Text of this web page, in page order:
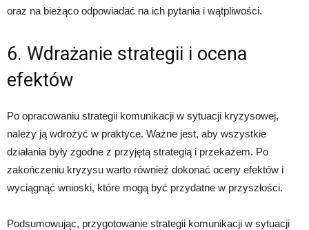
oraz na bieżąco odpowiadać na ich pytania i wątpliwości.
6. Wdrażanie strategii i ocena
efektów
Po opracowaniu strategii komunikacji w sytuacji kryzysowej,
należy ją wdrożyć w praktyce. Ważne jest, aby wszystkie
działania były zgodne z przyjętą strategią i przekazem. Po
zakończeniu kryzysu warto również dokonać oceny efektów i
wyciągnąć wnioski, które mogą być przydatne w przyszłości.
Podsumowując, przygotowanie strategii komunikacji w sytuacji